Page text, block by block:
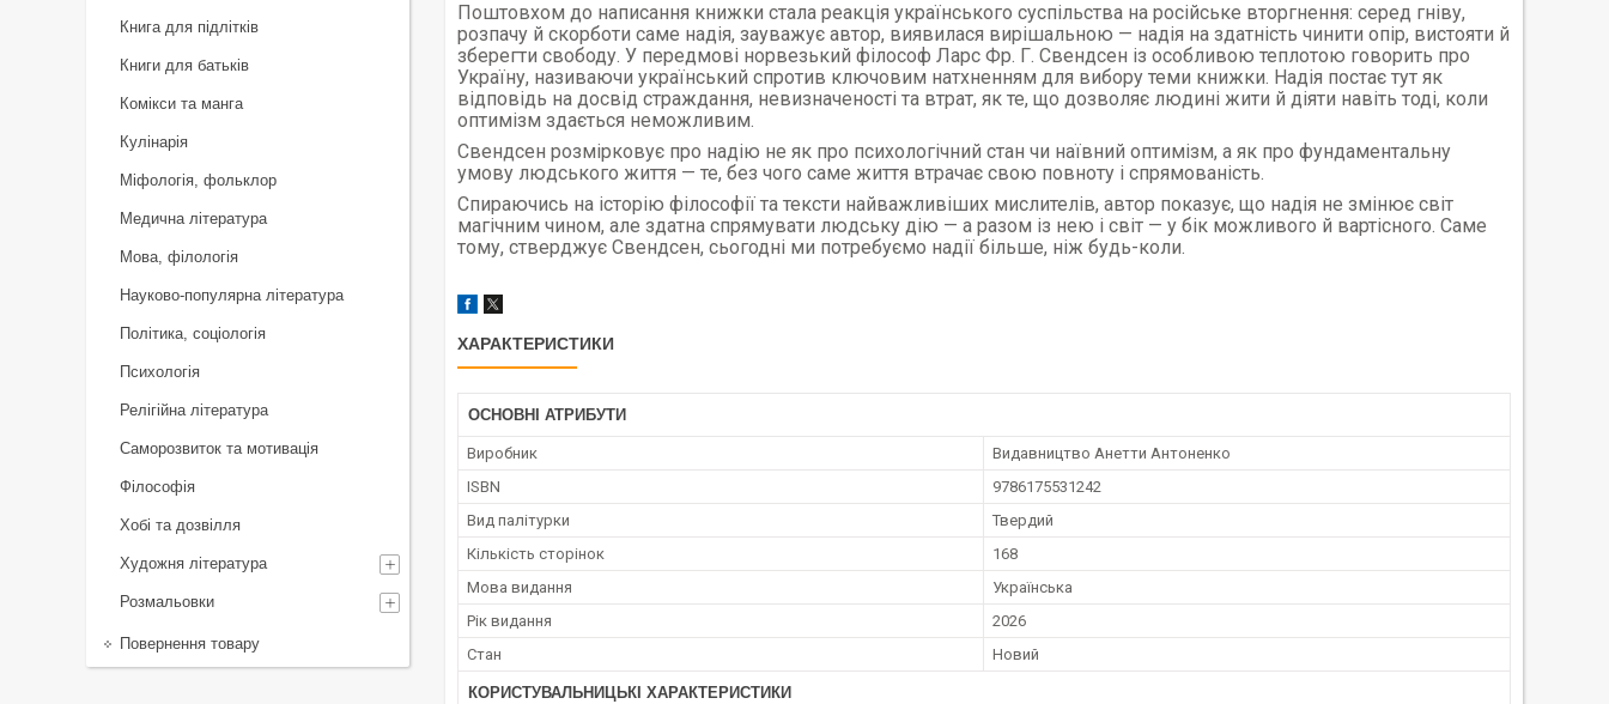
Поштовхом до написання книжки стала реакція українського суспільства на російське вторгнення: серед гніву,
розпачу й скорботи саме надія, зауважує автор, виявилася вирішальною — надія на здатність чинити опір, вистояти й
зберегти свободу. У передмові норвезький філософ Ларс Фр. Г. Свендсен із особливою теплотою говорить про
Україну, називаючи український спротив ключовим натхненням для вибору теми книжки. Надія постає тут як
відповідь на досвід страждання, невизначеності та втрат, як те, що дозволяє людині жити й діяти навіть тоді, коли
оптимізм здається неможливим.
Свендсен розмірковує про надію не як про психологічний стан чи наївний оптимізм, а як про фундаментальну
умову людського життя — те, без чого саме життя втрачає свою повноту і спрямованість.
Спираючись на історію філософії та тексти найважливіших мислителів, автор показує, що надія не змінює світ
магічним чином, але здатна спрямувати людську дію — а разом із нею і світ — у бік можливого й вартісного. Саме
тому, стверджує Свендсен, сьогодні ми потребуємо надії більше, ніж будь-коли.
ХАРАКТЕРИСТИКИ
ОСНОВНІ АТРИБУТИ
Виробник
Видавництво Анетти Антоненко
ISBN
9786175531242
Вид палітурки
Твердий
Кількість сторінок
168
Мова видання
Українська
Рік видання
2026
Стан
Новий
КОРИСТУВАЛЬНИЦЬКІ ХАРАКТЕРИСТИКИ
Книга для підлітків
Книги для батьків
Комікси та манга
Кулінарія
Міфологія, фольклор
Медична література
Мова, філологія
Науково-популярна література
Політика, соціологія
Психологія
Релігійна література
Саморозвиток та мотивація
Філософія
Хобі та дозвілля
Художня література
Розмальовки
Повернення товару